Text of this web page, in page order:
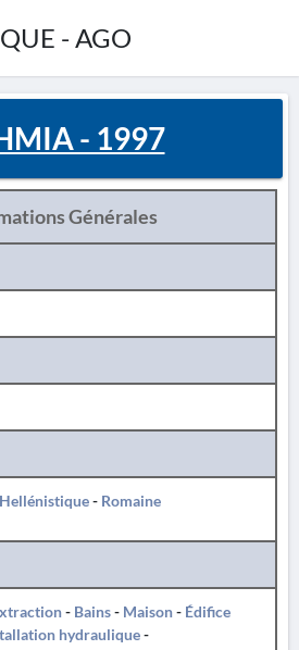
- AGO
- 1997
Générales
Hellénistique- Romaine
- Bains- Maison- Édifice
hydraulique-